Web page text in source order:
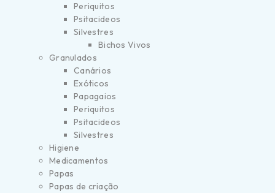
Periquitos
Psitacideos
Silvestres
Bichos Vivos
Granulados
Canários
Exóticos
Papagaios
Periquitos
Psitacideos
Silvestres
Higiene
Medicamentos
Papas
Papas de criação